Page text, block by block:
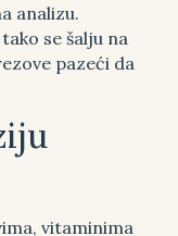
analizu.
se šalju na
pazeći da
vitaminima